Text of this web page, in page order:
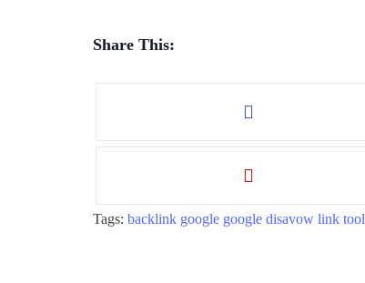
Share This:
Tags: backlink google google disavow link tool